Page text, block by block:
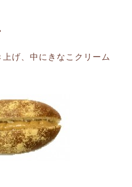
げ、中にきなこクリーム